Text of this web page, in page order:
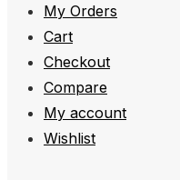
My Orders
Cart
Checkout
Compare
My account
Wishlist